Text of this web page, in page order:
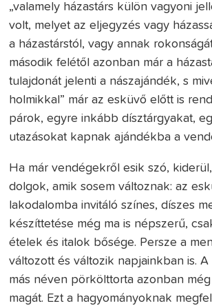
„valamely házastárs külön vagyoni
volt, melyet az eljegyzés vagy
a házastárstól, vagy annak
második felétől azonban már a
tulajdonát jelenti a nászajándék, s
holmikkal” már az esküvő előtt is
párok, egyre inkább dísztárgyakat,
utazásokat kapnak ajándékba a
Ha már vendégekről esik szó,
dolgok, amik sosem változnak: az
lakodalomba invitáló színes, díszes
készíttetése még ma is népszerű,
ételek és italok bősége. Persze a
változott és változik napjainkban is. A
más néven pörkölttorta azonban még
magát. Ezt a hagyományoknak